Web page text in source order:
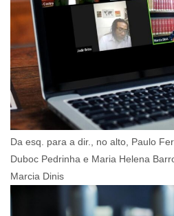
Da esq. para a dir., no alto, Paulo
Duboc Pedrinha e Maria Helena
Marcia Dinis